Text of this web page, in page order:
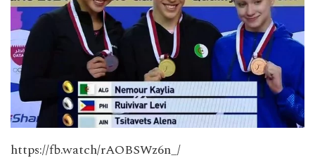
https://fb.watch/rAOBSWz6n_/